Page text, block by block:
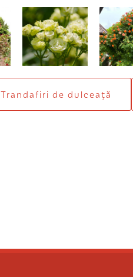
Green Iceberg
Trandafiri de dulceaţă